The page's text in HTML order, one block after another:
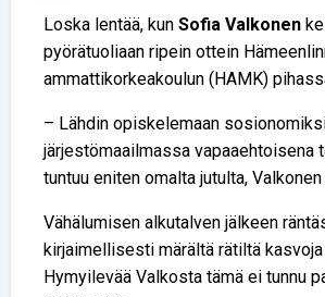
Loska lentää, kun Sofia Valkonen
pyörätuoliaan ripein ottein
ammattikorkeakoulun (HAMK)
– Lähdin opiskelemaan
järjestömaailmassa vapaaehtoisena
tuntuu eniten omalta jutulta,
Vähälumisen alkutalven jälkeen
kirjaimellisesti märältä rätiltä kasvoja
Hymyilevää Valkosta tämä ei tunnu